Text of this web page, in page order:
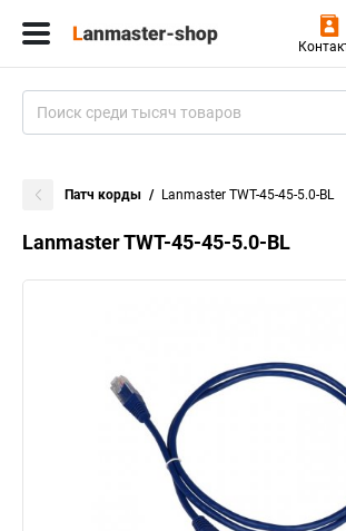
Патч корды Lanmaster TWT-45-45-5.0-BL
Lanmaster TWT-45-45-5.0-BL